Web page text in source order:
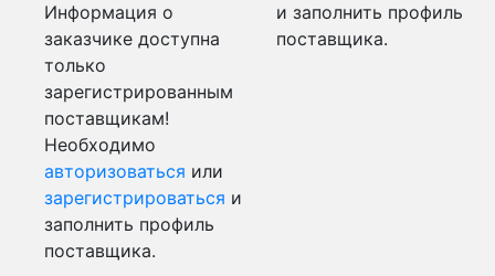
Информация о
заказчике доступна
только
зарегистрированным
поставщикам!
Необходимо
авторизоваться или
зарегистрироваться и
заполнить профиль
поставщика.
и заполнить профиль
поставщика.